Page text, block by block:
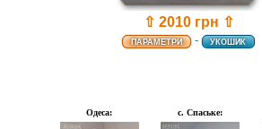
⇧ 2010 грн ⇧
ПАРАМЕТРИ - УКОШИК
Одеса:
с. Спаське: